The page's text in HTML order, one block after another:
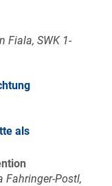
Fiala, SWK 1-
als
Fahringer-Postl,